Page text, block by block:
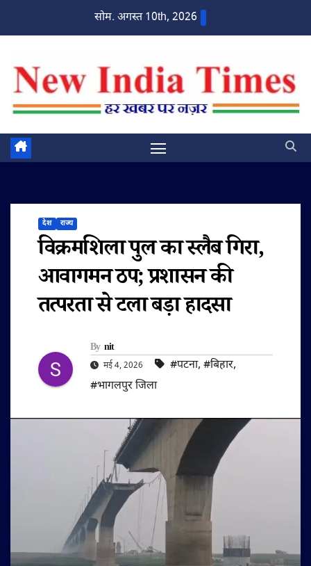
सोम. अगस्त 10th, 2026
देश राज्य
विक्रमशिला पुल का स्लैब गिरा,
आवागमन ठप; प्रशासन की
तत्परता से टला बड़ा हादसा
By nit
मई 4, 2026 #पटना, #बिहार,
#भागलपुर जिला